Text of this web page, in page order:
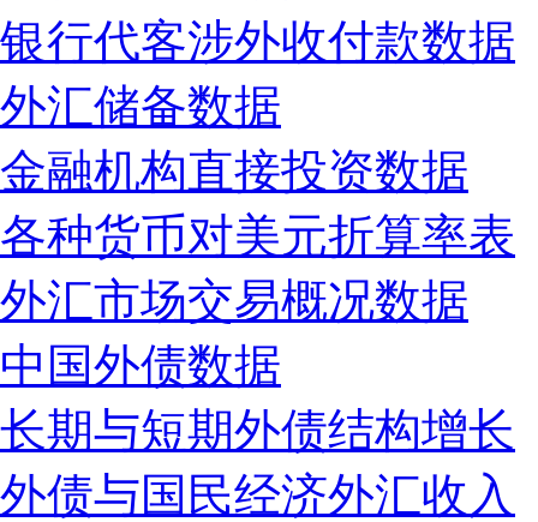
银行代客涉外收付款数据
外汇储备数据
金融机构直接投资数据
各种货币对美元折算率表
外汇市场交易概况数据
中国外债数据
长期与短期外债结构增长
外债与国民经济外汇收入